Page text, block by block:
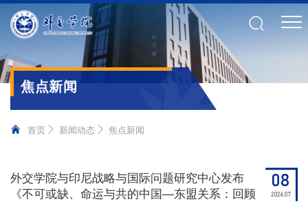
焦点新闻
首页 新闻动态 焦点新闻
外交学院与印尼战略与国际问题研究中心发布
《不可或缺、命运与共的中国—东盟关系：回顾
08
2026.07